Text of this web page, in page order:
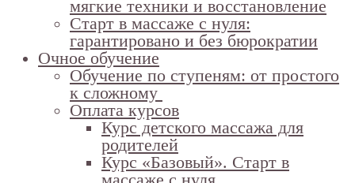
мягкие техники и восстановление
Старт в массаже с нуля:
гарантировано и без бюрократии
Очное обучение
Обучение по ступеням: от простого
к сложному
Оплата курсов
Курс детского массажа для
родителей
Курс «Базовый». Старт в